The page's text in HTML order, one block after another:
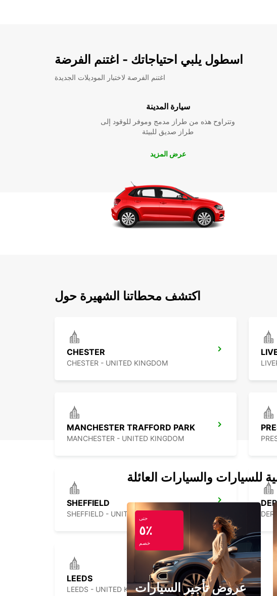
اسطول يلبي احتياجاتك - اغتنم الفرضة
اغتنم الفرصة لاختبار الموديلات الجديدة
سيارة المدينة
وتتراوح هذه من طراز مدمج وموفر للوقود إلى
طراز صديق للبيئة
عرض المزيد
اكتشف محطاتنا الشهيرة حول
CHESTER
CHESTER - UNITED KINGDOM
MANCHESTER TRAFFORD PARK
MANCHESTER - UNITED KINGDOM
SHEFFIELD
SHEFFIELD - UNITED KINGDOM
LEEDS
LEEDS - UNITED KINGDOM
للسيارات والسيارات العائلة
حتى
٥٪
خصم
عروض تأجير السيارات